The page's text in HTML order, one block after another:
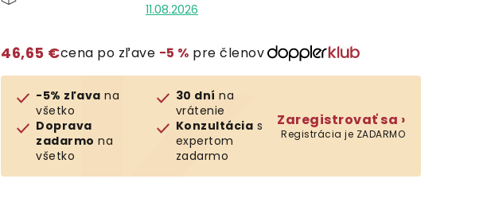
11.08.2026
46,65 €cena po zľave −5 % pre členov
-5% zľava na
všetko
Doprava
zadarmo na
všetko
30 dní na
vrátenie
Konzultácia s
expertom
zadarmo
Zaregistrovať sa ›
Registrácia je ZADARMO